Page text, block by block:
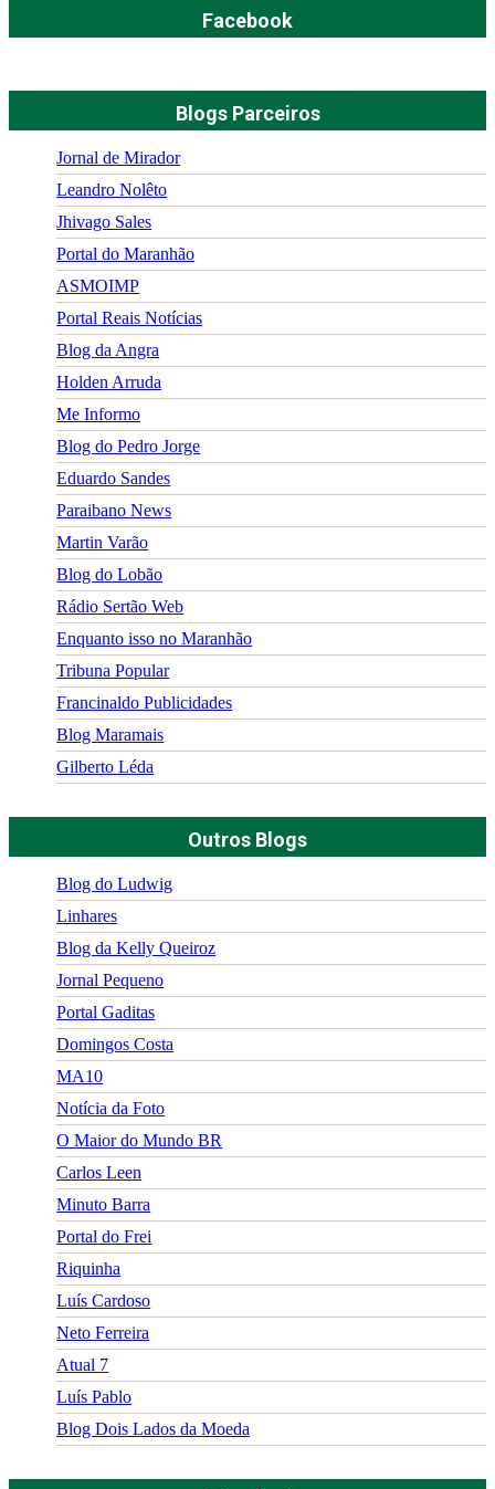
Facebook
Blogs Parceiros
Jornal de Mirador
Leandro Nolêto
Jhivago Sales
Portal do Maranhão
ASMOIMP
Portal Reais Notí­cias
Blog da Angra
Holden Arruda
Me Informo
Blog do Pedro Jorge
Eduardo Sandes
Paraibano News
Martin Varão
Blog do Lobão
Rádio Sertão Web
Enquanto isso no Maranhão
Tribuna Popular
Francinaldo Publicidades
Blog Maramais
Gilberto Léda
Outros Blogs
Blog do Ludwig
Linhares
Blog da Kelly Queiroz
Jornal Pequeno
Portal Gaditas
Domingos Costa
MA10
Notícia da Foto
O Maior do Mundo BR
Carlos Leen
Minuto Barra
Portal do Frei
Riquinha
Luís Cardoso
Neto Ferreira
Atual 7
Luís Pablo
Blog Dois Lados da Moeda